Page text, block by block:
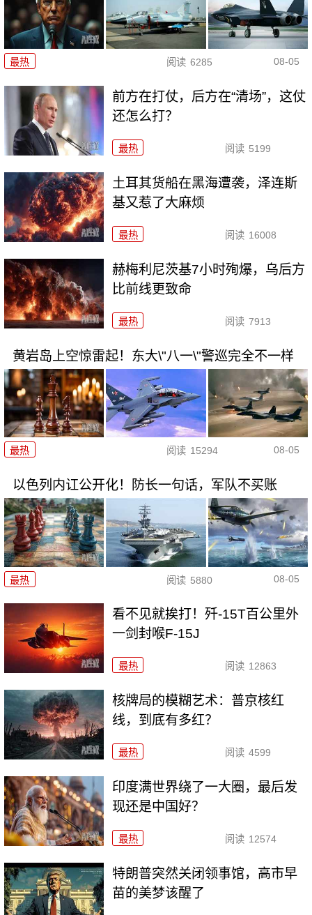
最热 阅读 6285 08-05
前方在打仗，后方在“清场”，这仗
还怎么打？
最热 阅读 5199
土耳其货船在黑海遭袭，泽连斯
基又惹了大麻烦
最热 阅读 16008
赫梅利尼茨基7小时殉爆，乌后方
比前线更致命
最热 阅读 7913
黄岩岛上空惊雷起！东大\"八一\"警巡完全不一样
最热 阅读 15294 08-05
以色列内讧公开化！防长一句话，军队不买账
最热 阅读 5880 08-05
看不见就挨打！歼-15T百公里外
一剑封喉F-15J
最热 阅读 12863
核牌局的模糊艺术：普京核红
线，到底有多红？
最热 阅读 4599
印度满世界绕了一大圈，最后发
现还是中国好？
最热 阅读 12574
特朗普突然关闭领事馆，高市早
苗的美梦该醒了